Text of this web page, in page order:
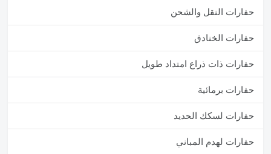
حفارات النقل والشحن
حفارات الخنادق
حفارات ذات ذراع امتداد طويل
حفارات برمائية
حفارات لسكك الحديد
حفارات لهدم المباني